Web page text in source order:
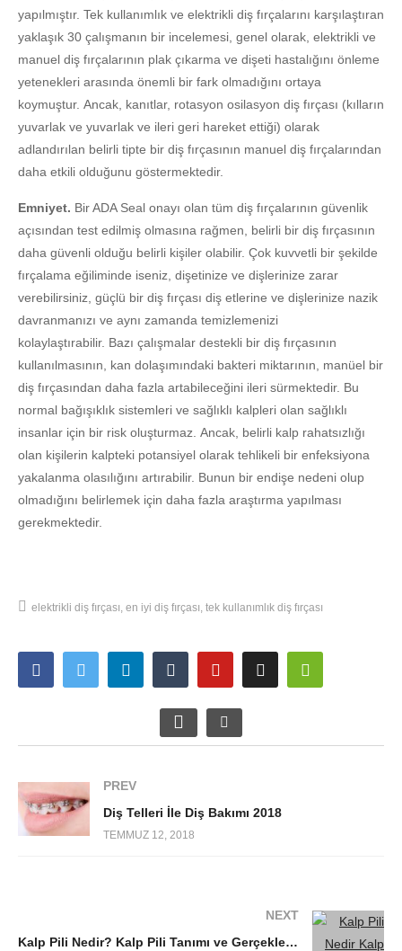
yapılmıştır. Tek kullanımlık ve elektrikli diş fırçalarını karşılaştıran
yaklaşık 30 çalışmanın bir incelemesi, genel olarak, elektrikli ve
manuel diş fırçalarının plak çıkarma ve dişeti hastalığını önleme
yetenekleri arasında önemli bir fark olmadığını ortaya
koymuştur. Ancak, kanıtlar, rotasyon osilasyon diş fırçası (kılların
yuvarlak ve yuvarlak ve ileri geri hareket ettiği) olarak
adlandırılan belirli tipte bir diş fırçasının manuel diş fırçalarından
daha etkili olduğunu göstermektedir.
Emniyet. Bir ADA Seal onayı olan tüm diş fırçalarının güvenlik
açısından test edilmiş olmasına rağmen, belirli bir diş fırçasının
daha güvenli olduğu belirli kişiler olabilir. Çok kuvvetli bir şekilde
fırçalama eğiliminde iseniz, dişetinize ve dişlerinize zarar
verebilirsiniz, güçlü bir diş fırçası diş etlerine ve dişlerinize nazik
davranmanızı ve aynı zamanda temizlemenizi
kolaylaştırabilir. Bazı çalışmalar destekli bir diş fırçasının
kullanılmasının, kan dolaşımındaki bakteri miktarının, manüel bir
diş fırçasından daha fazla artabileceğini ileri sürmektedir. Bu
normal bağışıklık sistemleri ve sağlıklı kalpleri olan sağlıklı
insanlar için bir risk oluşturmaz. Ancak, belirli kalp rahatsızlığı
olan kişilerin kalpteki potansiyel olarak tehlikeli bir enfeksiyona
yakalanma olasılığını artırabilir. Bunun bir endişe nedeni olup
olmadığını belirlemek için daha fazla araştırma yapılması
gerekmektedir.
elektrikli diş fırçası en iyi diş fırçası tek kullanımlık diş fırçası
PREV
Diş Telleri İle Diş Bakımı 2018
TEMMUZ 12, 2018
NEXT
Kalp Pili Nedir? Kalp Pili Tanımı ve Gerçekleri 2018